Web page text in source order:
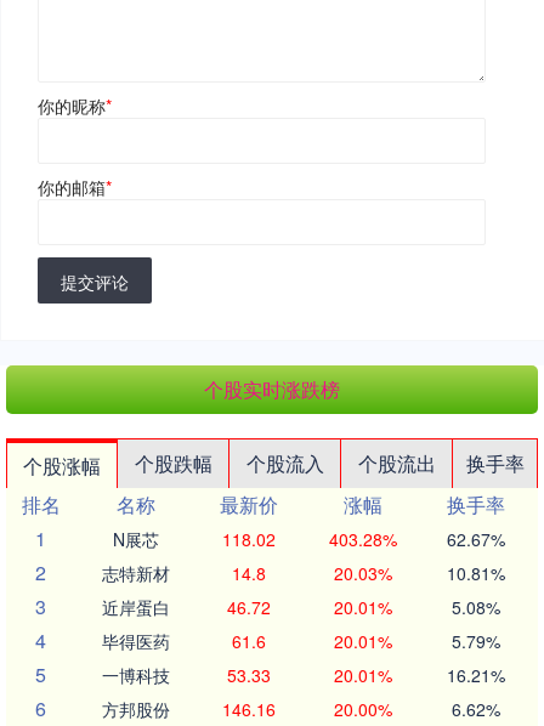
你的昵称*
你的邮箱*
提交评论
个股实时涨跌榜
个股涨幅 个股跌幅 个股流入 个股流出
换手率
排名
名称 最新价 涨幅
换手率
1
N展芯 118.02 403.28% 62.67%
2 志特新材 14.8 20.03% 10.81%
3 近岸蛋白 46.72 20.01% 5.08%
4 毕得医药 61.6 20.01% 5.79%
5 一博科技 53.33 20.01% 16.21%
6 方邦股份 146.16 20.00% 6.62%